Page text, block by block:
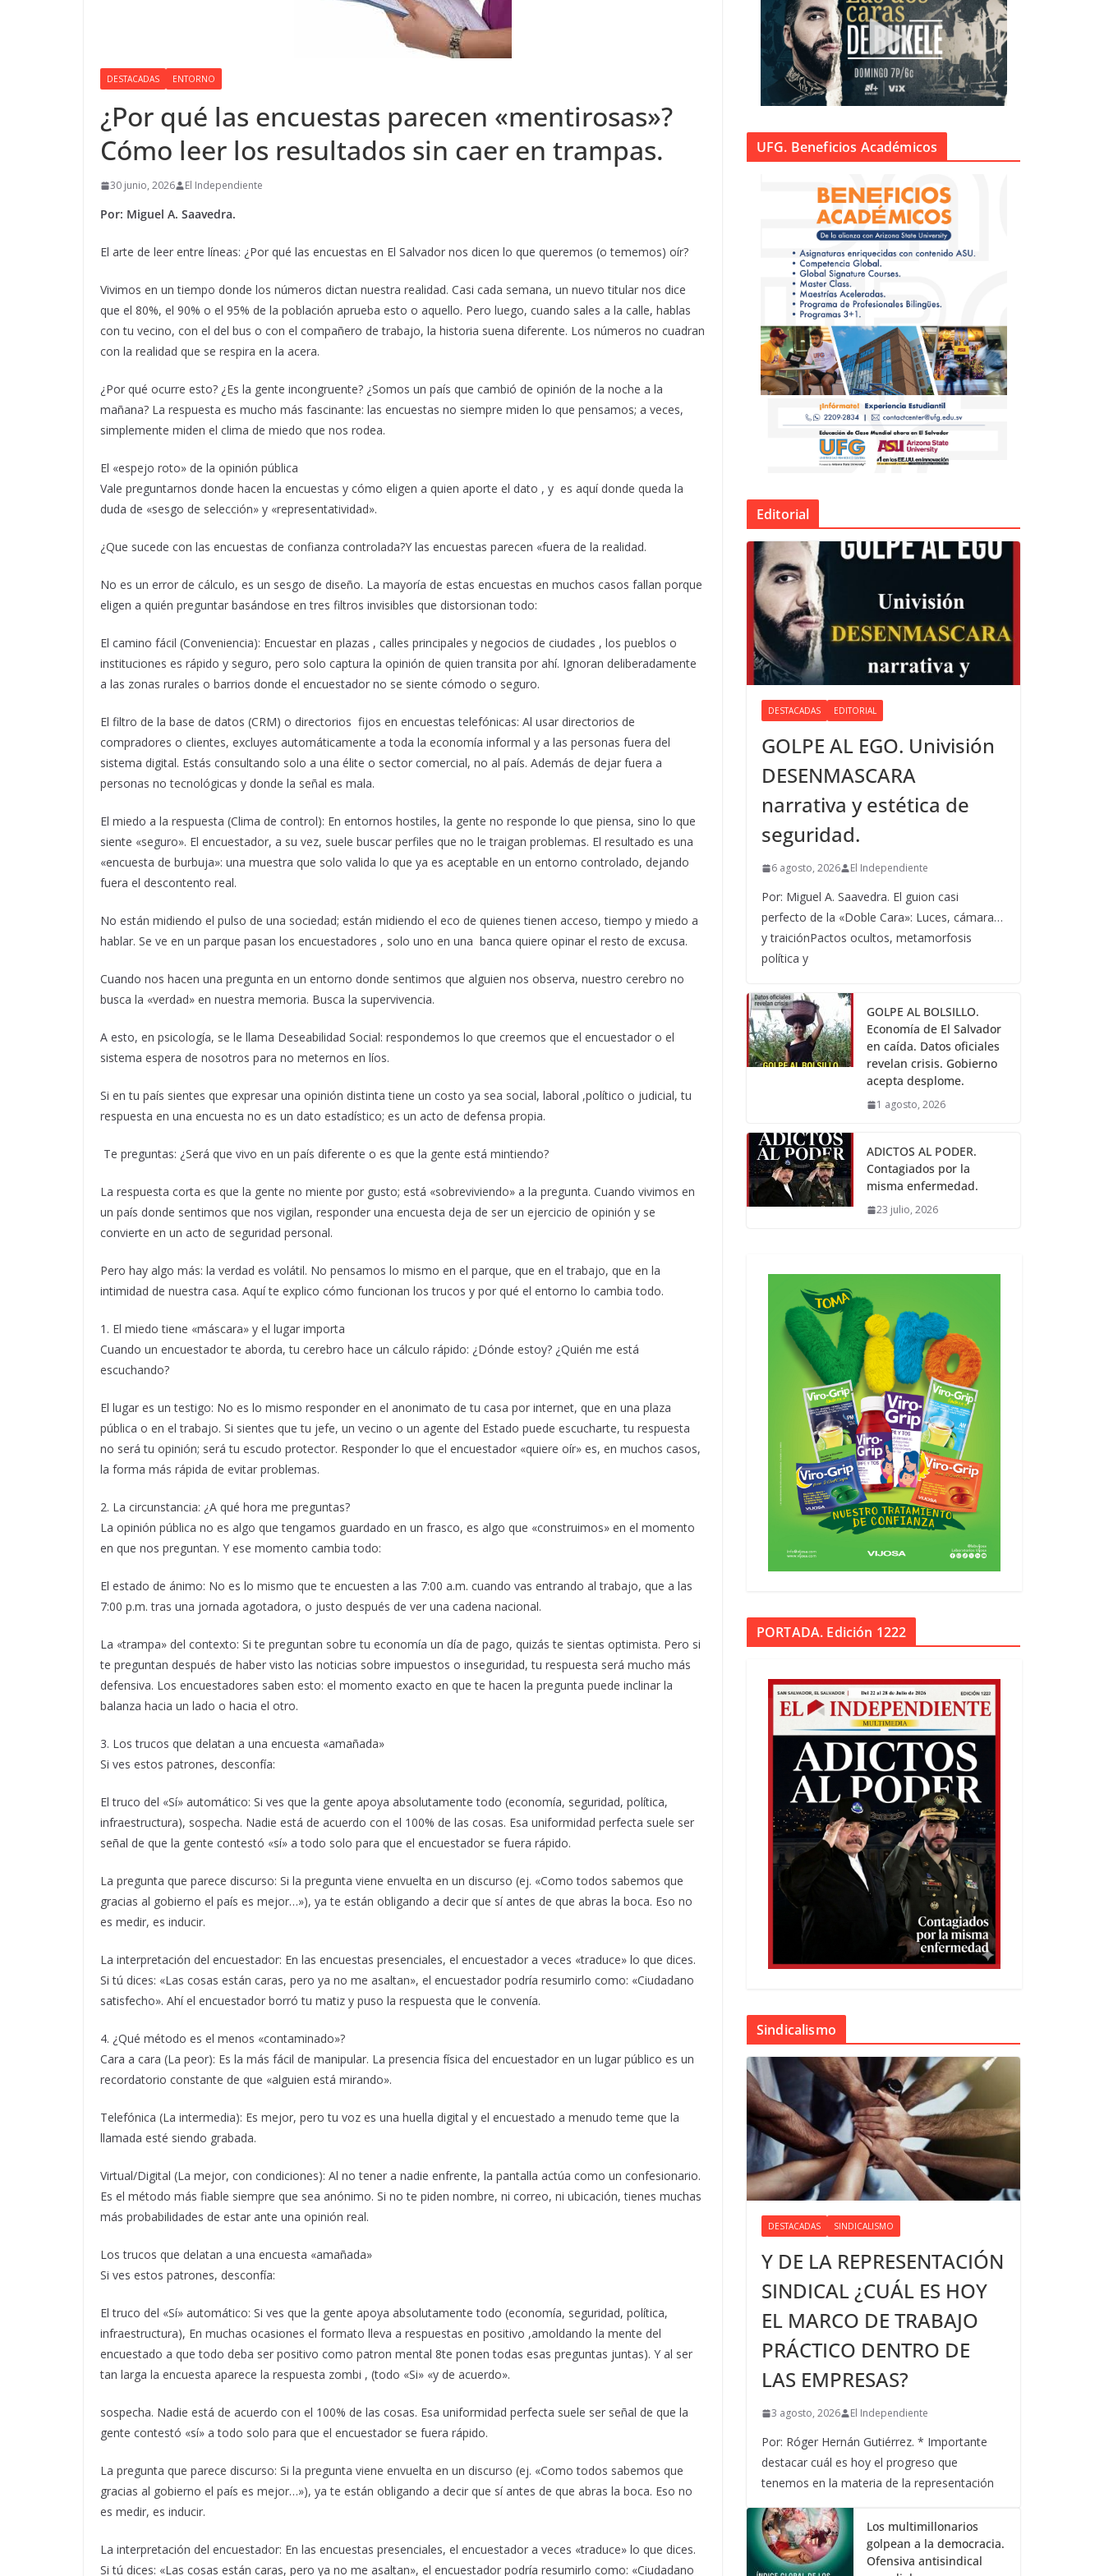
DESTACADAS ENTORNO
¿Por qué las encuestas parecen «mentirosas»?
Cómo leer los resultados sin caer en trampas.
30 junio, 2026 El Independiente
Por: Miguel A. Saavedra.
El arte de leer entre líneas: ¿Por qué las encuestas en El Salvador nos dicen lo que queremos (o tememos) oír?
Vivimos en un tiempo donde los números dictan nuestra realidad. Casi cada semana, un nuevo titular nos dice
que el 80%, el 90% o el 95% de la población aprueba esto o aquello. Pero luego, cuando sales a la calle, hablas
con tu vecino, con el del bus o con el compañero de trabajo, la historia suena diferente. Los números no cuadran
con la realidad que se respira en la acera.
¿Por qué ocurre esto? ¿Es la gente incongruente? ¿Somos un país que cambió de opinión de la noche a la
mañana? La respuesta es mucho más fascinante: las encuestas no siempre miden lo que pensamos; a veces,
simplemente miden el clima de miedo que nos rodea.
El «espejo roto» de la opinión pública
Vale preguntarnos donde hacen la encuestas y cómo eligen a quien aporte el dato , y es aquí donde queda la
duda de «sesgo de selección» y «representatividad».
¿Que sucede con las encuestas de confianza controlada?Y las encuestas parecen «fuera de la realidad.
No es un error de cálculo, es un sesgo de diseño. La mayoría de estas encuestas en muchos casos fallan porque
eligen a quién preguntar basándose en tres filtros invisibles que distorsionan todo:
El camino fácil (Conveniencia): Encuestar en plazas , calles principales y negocios de ciudades , los pueblos o
instituciones es rápido y seguro, pero solo captura la opinión de quien transita por ahí. Ignoran deliberadamente
a las zonas rurales o barrios donde el encuestador no se siente cómodo o seguro.
El filtro de la base de datos (CRM) o directorios fijos en encuestas telefónicas: Al usar directorios de
compradores o clientes, excluyes automáticamente a toda la economía informal y a las personas fuera del
sistema digital. Estás consultando solo a una élite o sector comercial, no al país. Además de dejar fuera a
personas no tecnológicas y donde la señal es mala.
El miedo a la respuesta (Clima de control): En entornos hostiles, la gente no responde lo que piensa, sino lo que
siente «seguro». El encuestador, a su vez, suele buscar perfiles que no le traigan problemas. El resultado es una
«encuesta de burbuja»: una muestra que solo valida lo que ya es aceptable en un entorno controlado, dejando
fuera el descontento real.
No están midiendo el pulso de una sociedad; están midiendo el eco de quienes tienen acceso, tiempo y miedo a
hablar. Se ve en un parque pasan los encuestadores , solo uno en una banca quiere opinar el resto de excusa.
Cuando nos hacen una pregunta en un entorno donde sentimos que alguien nos observa, nuestro cerebro no
busca la «verdad» en nuestra memoria. Busca la supervivencia.
A esto, en psicología, se le llama Deseabilidad Social: respondemos lo que creemos que el encuestador o el
sistema espera de nosotros para no meternos en líos.
Si en tu país sientes que expresar una opinión distinta tiene un costo ya sea social, laboral ,político o judicial, tu
respuesta en una encuesta no es un dato estadístico; es un acto de defensa propia.
Te preguntas: ¿Será que vivo en un país diferente o es que la gente está mintiendo?
La respuesta corta es que la gente no miente por gusto; está «sobreviviendo» a la pregunta. Cuando vivimos en
un país donde sentimos que nos vigilan, responder una encuesta deja de ser un ejercicio de opinión y se
convierte en un acto de seguridad personal.
Pero hay algo más: la verdad es volátil. No pensamos lo mismo en el parque, que en el trabajo, que en la
intimidad de nuestra casa. Aquí te explico cómo funcionan los trucos y por qué el entorno lo cambia todo.
1. El miedo tiene «máscara» y el lugar importa
Cuando un encuestador te aborda, tu cerebro hace un cálculo rápido: ¿Dónde estoy? ¿Quién me está
escuchando?
El lugar es un testigo: No es lo mismo responder en el anonimato de tu casa por internet, que en una plaza
pública o en el trabajo. Si sientes que tu jefe, un vecino o un agente del Estado puede escucharte, tu respuesta
no será tu opinión; será tu escudo protector. Responder lo que el encuestador «quiere oír» es, en muchos casos,
la forma más rápida de evitar problemas.
2. La circunstancia: ¿A qué hora me preguntas?
La opinión pública no es algo que tengamos guardado en un frasco, es algo que «construimos» en el momento
en que nos preguntan. Y ese momento cambia todo:
El estado de ánimo: No es lo mismo que te encuesten a las 7:00 a.m. cuando vas entrando al trabajo, que a las
7:00 p.m. tras una jornada agotadora, o justo después de ver una cadena nacional.
La «trampa» del contexto: Si te preguntan sobre tu economía un día de pago, quizás te sientas optimista. Pero si
te preguntan después de haber visto las noticias sobre impuestos o inseguridad, tu respuesta será mucho más
defensiva. Los encuestadores saben esto: el momento exacto en que te hacen la pregunta puede inclinar la
balanza hacia un lado o hacia el otro.
3. Los trucos que delatan a una encuesta «amañada»
Si ves estos patrones, desconfía:
El truco del «Sí» automático: Si ves que la gente apoya absolutamente todo (economía, seguridad, política,
infraestructura), sospecha. Nadie está de acuerdo con el 100% de las cosas. Esa uniformidad perfecta suele ser
señal de que la gente contestó «sí» a todo solo para que el encuestador se fuera rápido.
La pregunta que parece discurso: Si la pregunta viene envuelta en un discurso (ej. «Como todos sabemos que
gracias al gobierno el país es mejor…»), ya te están obligando a decir que sí antes de que abras la boca. Eso no
es medir, es inducir.
La interpretación del encuestador: En las encuestas presenciales, el encuestador a veces «traduce» lo que dices.
Si tú dices: «Las cosas están caras, pero ya no me asaltan», el encuestador podría resumirlo como: «Ciudadano
satisfecho». Ahí el encuestador borró tu matiz y puso la respuesta que le convenía.
4. ¿Qué método es el menos «contaminado»?
Cara a cara (La peor): Es la más fácil de manipular. La presencia física del encuestador en un lugar público es un
recordatorio constante de que «alguien está mirando».
Telefónica (La intermedia): Es mejor, pero tu voz es una huella digital y el encuestado a menudo teme que la
llamada esté siendo grabada.
Virtual/Digital (La mejor, con condiciones): Al no tener a nadie enfrente, la pantalla actúa como un confesionario.
Es el método más fiable siempre que sea anónimo. Si no te piden nombre, ni correo, ni ubicación, tienes muchas
más probabilidades de estar ante una opinión real.
Los trucos que delatan a una encuesta «amañada»
Si ves estos patrones, desconfía:
El truco del «Sí» automático: Si ves que la gente apoya absolutamente todo (economía, seguridad, política,
infraestructura), En muchas ocasiones el formato lleva a respuestas en positivo ,amoldando la mente del
encuestado a que todo deba ser positivo como patron mental 8te ponen todas esas preguntas juntas). Y al ser
tan larga la encuesta aparece la respuesta zombi , (todo «Si» «y de acuerdo».
sospecha. Nadie está de acuerdo con el 100% de las cosas. Esa uniformidad perfecta suele ser señal de que la
gente contestó «sí» a todo solo para que el encuestador se fuera rápido.
La pregunta que parece discurso: Si la pregunta viene envuelta en un discurso (ej. «Como todos sabemos que
gracias al gobierno el país es mejor…»), ya te están obligando a decir que sí antes de que abras la boca. Eso no
es medir, es inducir.
La interpretación del encuestador: En las encuestas presenciales, el encuestador a veces «traduce» lo que dices.
Si tú dices: «Las cosas están caras, pero ya no me asaltan», el encuestador podría resumirlo como: «Ciudadano
UFG. Beneficios Académicos
Editorial
DESTACADAS EDITORIAL
GOLPE AL EGO. Univisión
DESENMASCARA
narrativa y estética de
seguridad.
6 agosto, 2026 El Independiente
Por: Miguel A. Saavedra. El guion casi
perfecto de la «Doble Cara»: Luces, cámara…
y traiciónPactos ocultos, metamorfosis
política y
GOLPE AL BOLSILLO.
Economía de El Salvador
en caída. Datos oficiales
revelan crisis. Gobierno
acepta desplome.
1 agosto, 2026
ADICTOS AL PODER.
Contagiados por la
misma enfermedad.
23 julio, 2026
PORTADA. Edición 1222
Sindicalismo
DESTACADAS SINDICALISMO
Y DE LA REPRESENTACIÓN
SINDICAL ¿CUÁL ES HOY
EL MARCO DE TRABAJO
PRÁCTICO DENTRO DE
LAS EMPRESAS?
3 agosto, 2026 El Independiente
Por: Róger Hernán Gutiérrez. * Importante
destacar cuál es hoy el progreso que
tenemos en la materia de la representación
Los multimillonarios
golpean a la democracia.
Ofensiva antisindical